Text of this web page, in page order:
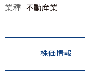
業種
不動産業
株価情報